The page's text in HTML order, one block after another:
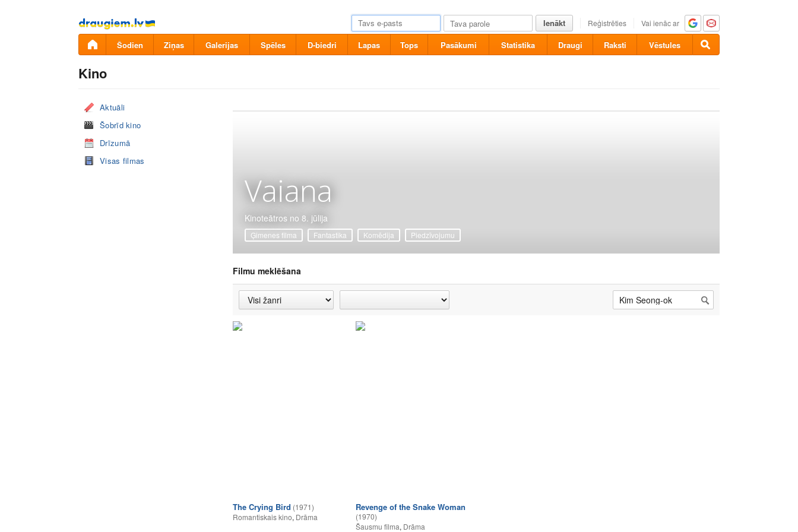
Pāriet
uz
saturu
Ienākt Reģistrēties Vai ienāc ar
Šodien Ziņas Galerijas Spēles D-biedri Lapas Tops Pasākumi Statistika Draugi Raksti Vēstules
Kino
Aktuāli
Šobrīd kino
Drīzumā
Visas filmas
Vaiana
Kinoteātros no 8. jūlija
Ģimenes filma Fantastika Komēdija Piedzīvojumu
Filmu meklēšana
The Crying Bird (1971)
Romantiskais kino, Drāma
Revenge of the Snake Woman
(1970)
Šausmu filma, Drāma